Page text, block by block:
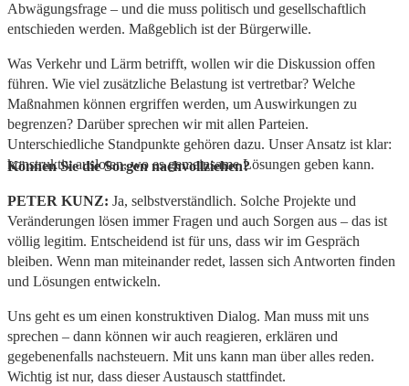
Abwägungsfrage – und die muss politisch und gesellschaftlich
entschieden werden. Maßgeblich ist der Bürgerwille.
Was Verkehr und Lärm betrifft, wollen wir die Diskussion offen
führen. Wie viel zusätzliche Belastung ist vertretbar? Welche
Maßnahmen können ergriffen werden, um Auswirkungen zu
begrenzen? Darüber sprechen wir mit allen Parteien.
Unterschiedliche Standpunkte gehören dazu. Unser Ansatz ist klar:
konstruktiv ausloten, wo es gemeinsame Lösungen geben kann.
Können Sie die Sorgen nachvollziehen?
PETER KUNZ: Ja, selbstverständlich. Solche Projekte und
Veränderungen lösen immer Fragen und auch Sorgen aus – das ist
völlig legitim. Entscheidend ist für uns, dass wir im Gespräch
bleiben. Wenn man miteinander redet, lassen sich Antworten finden
und Lösungen entwickeln.
Uns geht es um einen konstruktiven Dialog. Man muss mit uns
sprechen – dann können wir auch reagieren, erklären und
gegebenenfalls nachsteuern. Mit uns kann man über alles reden.
Wichtig ist nur, dass dieser Austausch stattfindet.